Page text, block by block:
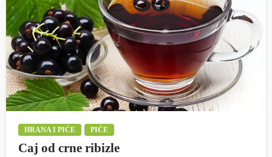
HRANA I PIĆE PIĆE
Caj od crne ribizle